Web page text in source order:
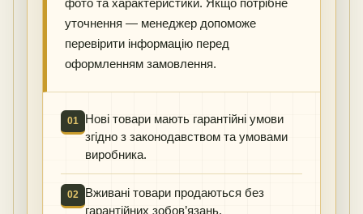
фото та характеристики. Якщо потрібне
уточнення — менеджер допоможе
перевірити інформацію перед
оформленням замовлення.
01
Нові товари мають гарантійні умови
згідно з законодавством та умовами
виробника.
02
Вживані товари продаються без
гарантійних зобов’язань.